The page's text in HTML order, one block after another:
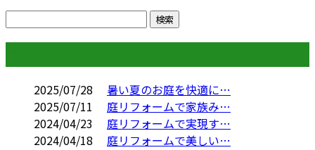
2025/07/28
暑い夏のお庭を快適に…
2025/07/11
庭リフォームで家族み…
2024/04/23
庭リフォームで実現す…
2024/04/18
庭リフォームで美しい…